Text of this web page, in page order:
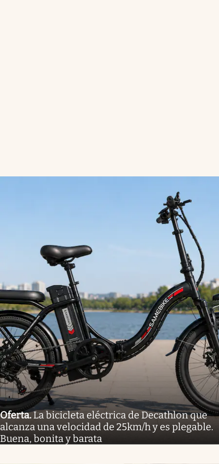
Oferta.La bicicleta eléctrica de Decathlon que
alcanza una velocidad de 25km/h y es plegable.
Buena, bonita y barata